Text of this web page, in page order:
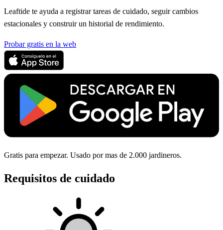
Leaftide te ayuda a registrar tareas de cuidado, seguir cambios
estacionales y construir un historial de rendimiento.
Probar gratis en la web
Gratis para empezar. Usado por mas de 2.000 jardineros.
Requisitos de cuidado